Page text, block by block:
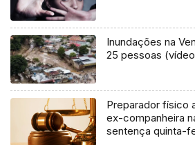
Inundações na
25 pessoas
Preparador físico
ex-companheira
sentença quinta-